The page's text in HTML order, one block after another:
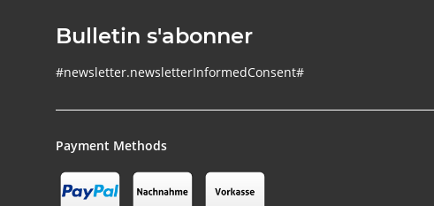
Bulletin s'abonner
#newsletter.newsletterInformedConsent#
Payment Methods